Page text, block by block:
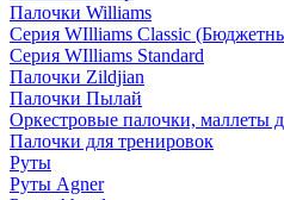
Палочки Williams
Серия WIlliams Classic
Серия WIlliams Standard
Палочки Zildjian
Палочки Пылай
Оркестровые палочки, маллеты
Палочки для тренировок
Руты
Руты Agner